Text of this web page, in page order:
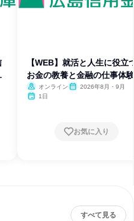
【WEB】就活と人生に役立
お金の教養と金融の仕事体験
オンライン
2026年8月・9月
1日
お気に入り
すべて見る